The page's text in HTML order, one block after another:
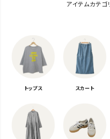
アイテムカテ
トップス スカート